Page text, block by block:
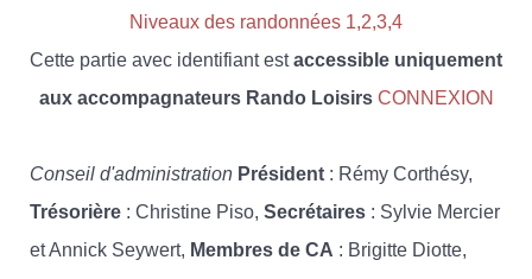
Niveaux des randonnées 1,2,3,4
Cette partie avec identifiant estaccessible uniquement
aux accompagnateurs Rando Loisirs CONNEXION
Conseil d'administration Président : Rémy Corthésy,
Trésorière : Christine Piso, Secrétaires : Sylvie Mercier
et Annick Seywert, Membres de CA : Brigitte Diotte,